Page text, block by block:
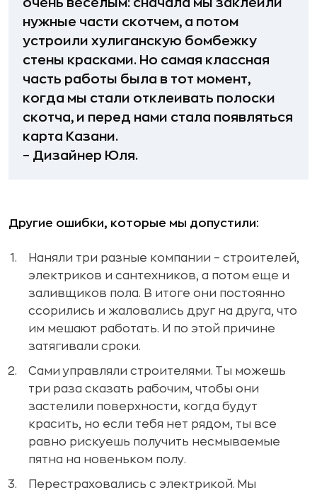
очень веселым: сначала мы заклеили
нужные части скотчем, а потом
устроили хулиганскую бомбежку
стены красками. Но самая классная
часть работы была в тот момент,
когда мы стали отклеивать полоски
скотча, и перед нами стала появляться
карта Казани.
– Дизайнер Юля.
Другие ошибки, которые мы допустили:
Наняли три разные компании – строителей,
электриков и сантехников, а потом еще и
заливщиков пола. В итоге они постоянно
ссорились и жаловались друг на друга, что
им мешают работать. И по этой причине
затягивали сроки.
Сами управляли строителями. Ты можешь
три раза сказать рабочим, чтобы они
застелили поверхности, когда будут
красить, но если тебя нет рядом, ты все
равно рискуешь получить несмываемые
пятна на новеньком полу.
Перестраховались с электрикой. Мы